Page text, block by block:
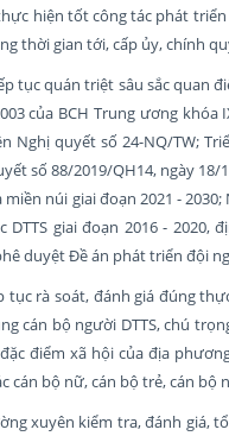
hiện tốt công tác phát
thời gian tới, cấp ủy, chính
tục quán triệt sâu sắc quan
của BCH Trung ương
Nghị quyết số 24-NQ/TW;
số 88/2019/QH14, ngày
miền núi giai đoạn 2021 -
DTTS giai đoạn 2016 -
duyệt Đề án phát triển đội
tục rà soát, đánh giá đúng
cán bộ người DTTS, chú
điểm xã hội của địa
cán bộ nữ, cán bộ trẻ, cán
xuyên kiểm tra, đánh giá,